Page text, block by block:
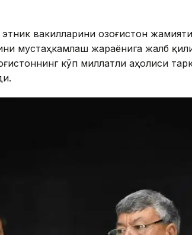
вакилларини Қозоғистон
мустаҳкамлаш жараёнига жалб
кўп миллатли аҳолиси